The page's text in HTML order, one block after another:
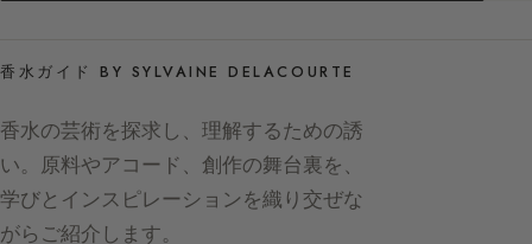
香水ガイド BY SYLVAINE DELACOURTE
香水の芸術を探求し、理解するための誘
い。原料やアコード、創作の舞台裏を、
学びとインスピレーションを織り交ぜな
がらご紹介します。